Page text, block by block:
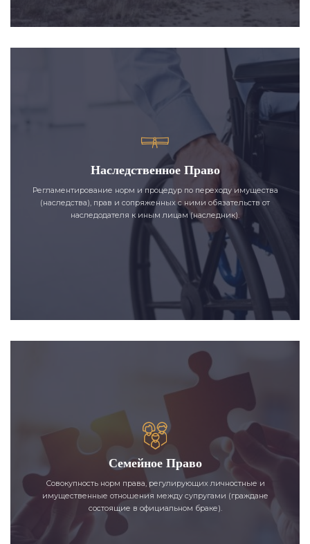
Наследственное Право
Регламентирование норм и процедур по переходу имущества
(наследства), прав и сопряженных с ними обязательств от
наследодателя к иным лицам (наследник).
Семейное Право
Совокупность норм права, регулирующих личностные и
имущественные отношения между супругами (граждане
состоящие в официальном браке).